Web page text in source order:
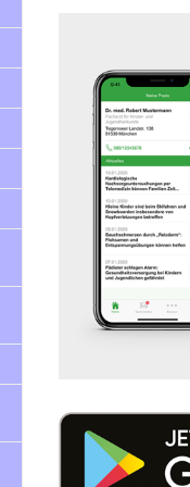
Häufige Fragen
Recht auf Impfung
Vorsorge- und
Empfehlungen
Hörlexikon
Material zu den
Broschüren und
Familienzeit